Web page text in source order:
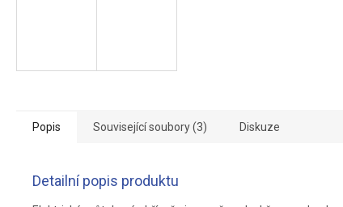
Popis Související soubory (3) Diskuze
Detailní popis produktu